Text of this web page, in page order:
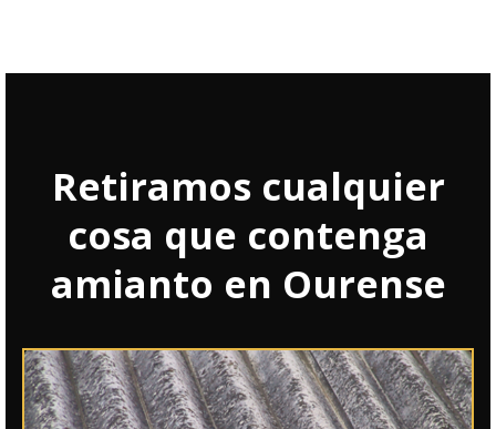
Retiramos cualquier
cosa que contenga
amianto en Ourense